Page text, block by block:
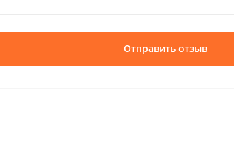
Отправить отзыв